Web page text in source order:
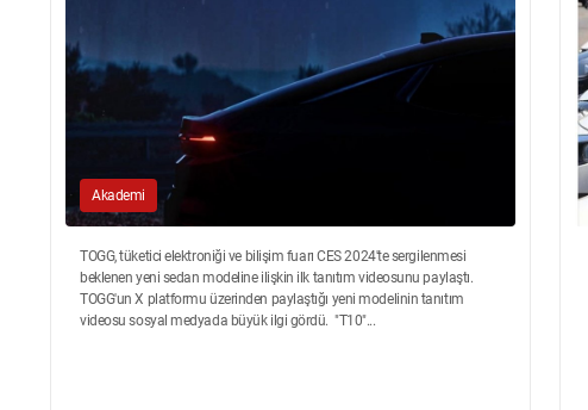
Akademi
TOGG, tüketici elektroniği ve bilişim fuarı CES 2024'te sergilenmesi
beklenen yeni sedan modeline ilişkin ilk tanıtım videosunu paylaştı.
TOGG'un X platformu üzerinden paylaştığı yeni modelinin tanıtım
videosu sosyal medyada büyük ilgi gördü. "T10"...